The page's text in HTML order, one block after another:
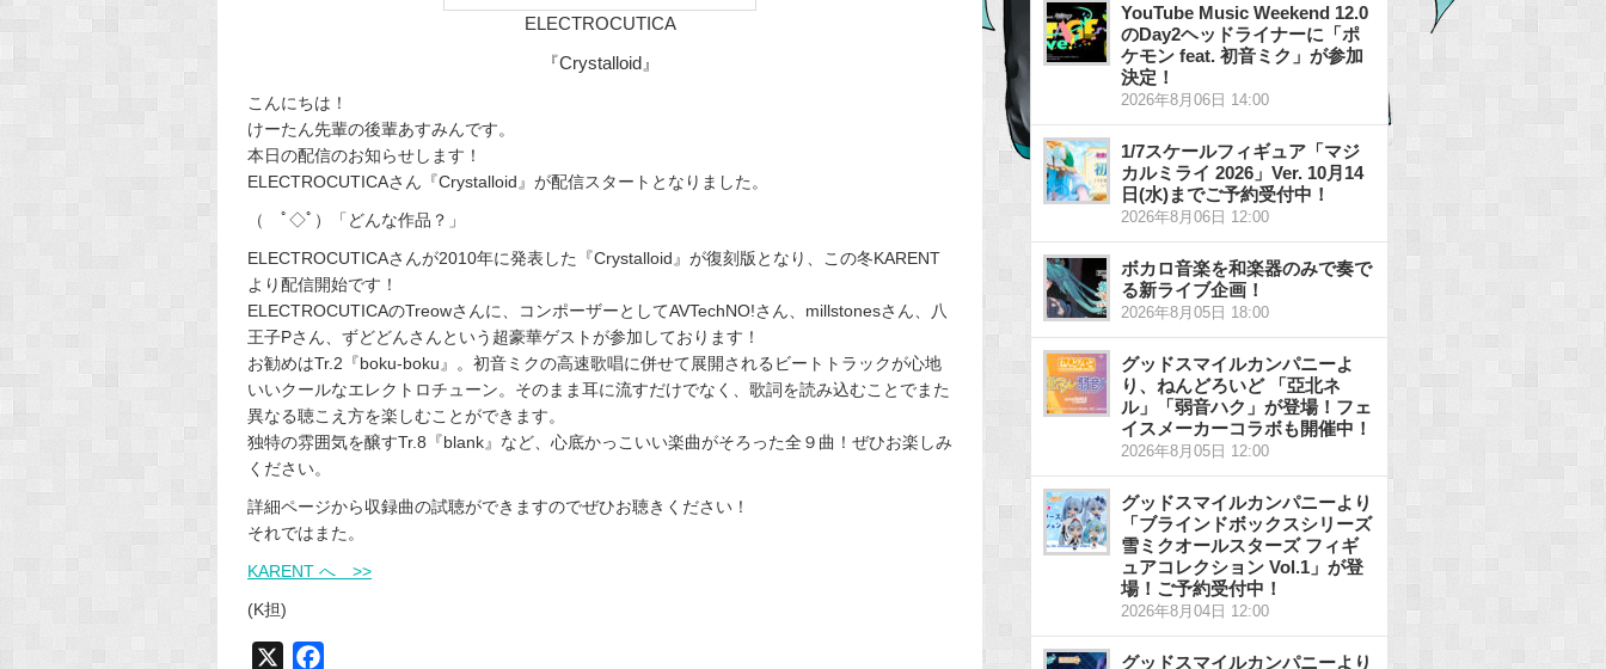
ELECTROCUTICA
『Crystalloid』
こんにちは！
けーたん先輩の後輩あすみんです。
本日の配信のお知らせします！
ELECTROCUTICAさん『Crystalloid』が配信スタートとなりました。
（ ﾟ◇ﾟ）「どんな作品？」
ELECTROCUTICAさんが2010年に発表した『Crystalloid』が復刻版となり、この冬KARENT
より配信開始です！
ELECTROCUTICAのTreowさんに、コンポーザーとしてAVTechNO!さん、millstonesさん、八
王子Pさん、ずどどんさんという超豪華ゲストが参加しております！
お勧めはTr.2『boku-boku』。初音ミクの高速歌唱に併せて展開されるビートトラックが心地
いいクールなエレクトロチューン。そのまま耳に流すだけでなく、歌詞を読み込むことでまた
異なる聴こえ方を楽しむことができます。
独特の雰囲気を醸すTr.8『blank』など、心底かっこいい楽曲がそろった全９曲！ぜひお楽しみ
ください。
詳細ページから収録曲の試聴ができますのでぜひお聴きください！
それではまた。
KARENT へ >>
(K担)
YouTube Music Weekend 12.0
のDay2ヘッドライナーに「ポ
ケモン feat. 初音ミク」が参加
決定！
2026年8月06日 14:00
1/7スケールフィギュア「マジ
カルミライ 2026」Ver. 10月14
日(水)までご予約受付中！
2026年8月06日 12:00
ボカロ音楽を和楽器のみで奏で
る新ライブ企画！
2026年8月05日 18:00
グッドスマイルカンパニーよ
り、ねんどろいど 「亞北ネ
ル」「弱音ハク」が登場！フェ
イスメーカーコラボも開催中！
2026年8月05日 12:00
グッドスマイルカンパニーより
「ブラインドボックスシリーズ
雪ミクオールスターズ フィギ
ュアコレクション Vol.1」が登
場！ご予約受付中！
2026年8月04日 12:00
グッドスマイルカンパニーより